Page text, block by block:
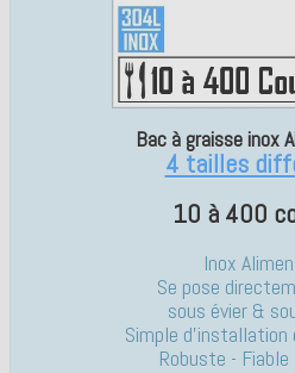
Bac à graisse inox
4 tailles
10 à 400
Inox
Se pose
sous évier &
Simple
Robuste -